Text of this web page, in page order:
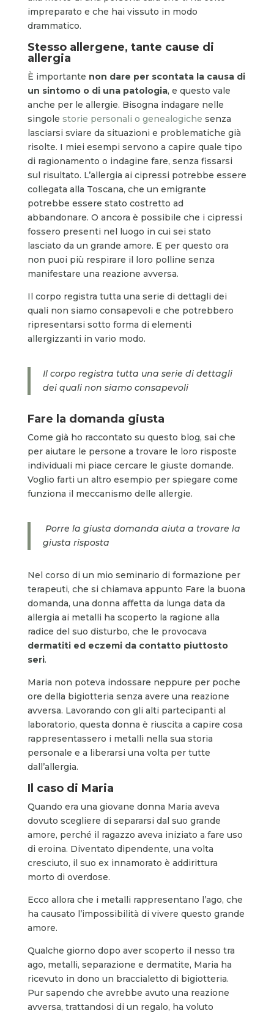
impreparato e che hai vissuto in modo
drammatico.
Stesso allergene, tante cause di
allergia
È importante non dare per scontata la causa di
un sintomo o di una patologia, e questo vale
anche per le allergie. Bisogna indagare nelle
singole storie personali o genealogiche senza
lasciarsi sviare da situazioni e problematiche già
risolte. I miei esempi servono a capire quale tipo
di ragionamento o indagine fare, senza fissarsi
sul risultato. L’allergia ai cipressi potrebbe essere
collegata alla Toscana, che un emigrante
potrebbe essere stato costretto ad
abbandonare. O ancora è possibile che i cipressi
fossero presenti nel luogo in cui sei stato
lasciato da un grande amore. E per questo ora
non puoi più respirare il loro polline senza
manifestare una reazione avversa.
Il corpo registra tutta una serie di dettagli dei
quali non siamo consapevoli e che potrebbero
ripresentarsi sotto forma di elementi
allergizzanti in vario modo.
Il corpo registra tutta una serie di dettagli
dei quali non siamo consapevoli
Fare la domanda giusta
Come già ho raccontato su questo blog, sai che
per aiutare le persone a trovare le loro risposte
individuali mi piace cercare le giuste domande.
Voglio farti un altro esempio per spiegare come
funziona il meccanismo delle allergie.
Porre la giusta domanda aiuta a trovare la
giusta risposta
Nel corso di un mio seminario di formazione per
terapeuti, che si chiamava appunto Fare la buona
domanda, una donna affetta da lunga data da
allergia ai metalli ha scoperto la ragione alla
radice del suo disturbo, che le provocava
dermatiti ed eczemi da contatto piuttosto
seri.
Maria non poteva indossare neppure per poche
ore della bigiotteria senza avere una reazione
avversa. Lavorando con gli alti partecipanti al
laboratorio, questa donna è riuscita a capire cosa
rappresentassero i metalli nella sua storia
personale e a liberarsi una volta per tutte
dall’allergia.
Il caso di Maria
Quando era una giovane donna Maria aveva
dovuto scegliere di separarsi dal suo grande
amore, perché il ragazzo aveva iniziato a fare uso
di eroina. Diventato dipendente, una volta
cresciuto, il suo ex innamorato è addirittura
morto di overdose.
Ecco allora che i metalli rappresentano l’ago, che
ha causato l’impossibilità di vivere questo grande
amore.
Qualche giorno dopo aver scoperto il nesso tra
ago, metalli, separazione e dermatite, Maria ha
ricevuto in dono un braccialetto di bigiotteria.
Pur sapendo che avrebbe avuto una reazione
avversa, trattandosi di un regalo, ha voluto